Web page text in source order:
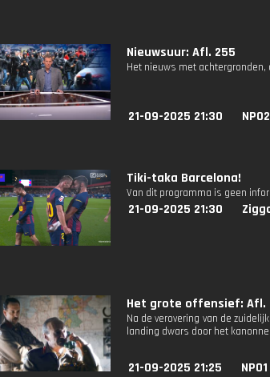
Nieuwsuur: Afl. 255
Het nieuws met achtergronden,
21-09-2025 21:30 NPO2
Tiki-taka Barcelona!
Van dit programma is geen
21-09-2025 21:30
Het grote offensief: Afl.
Na de verovering van de
landing dwars door het
21-09-2025 21:25 NPO1